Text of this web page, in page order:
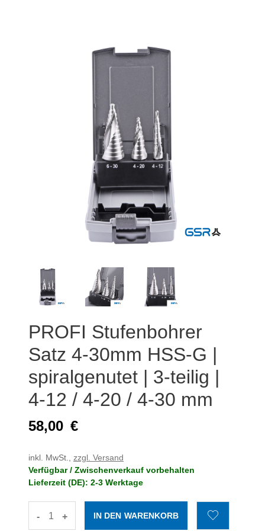
PROFI Stufenbohrer
Satz 4-30mm HSS-G |
spiralgenutet | 3-teilig |
4-12 / 4-20 / 4-30 mm
58,00 €
inkl. MwSt., zzgl. Versand
Verfügbar / Zwischenverkauf vorbehalten
Lieferzeit (DE): 2-3 Werktage
- +